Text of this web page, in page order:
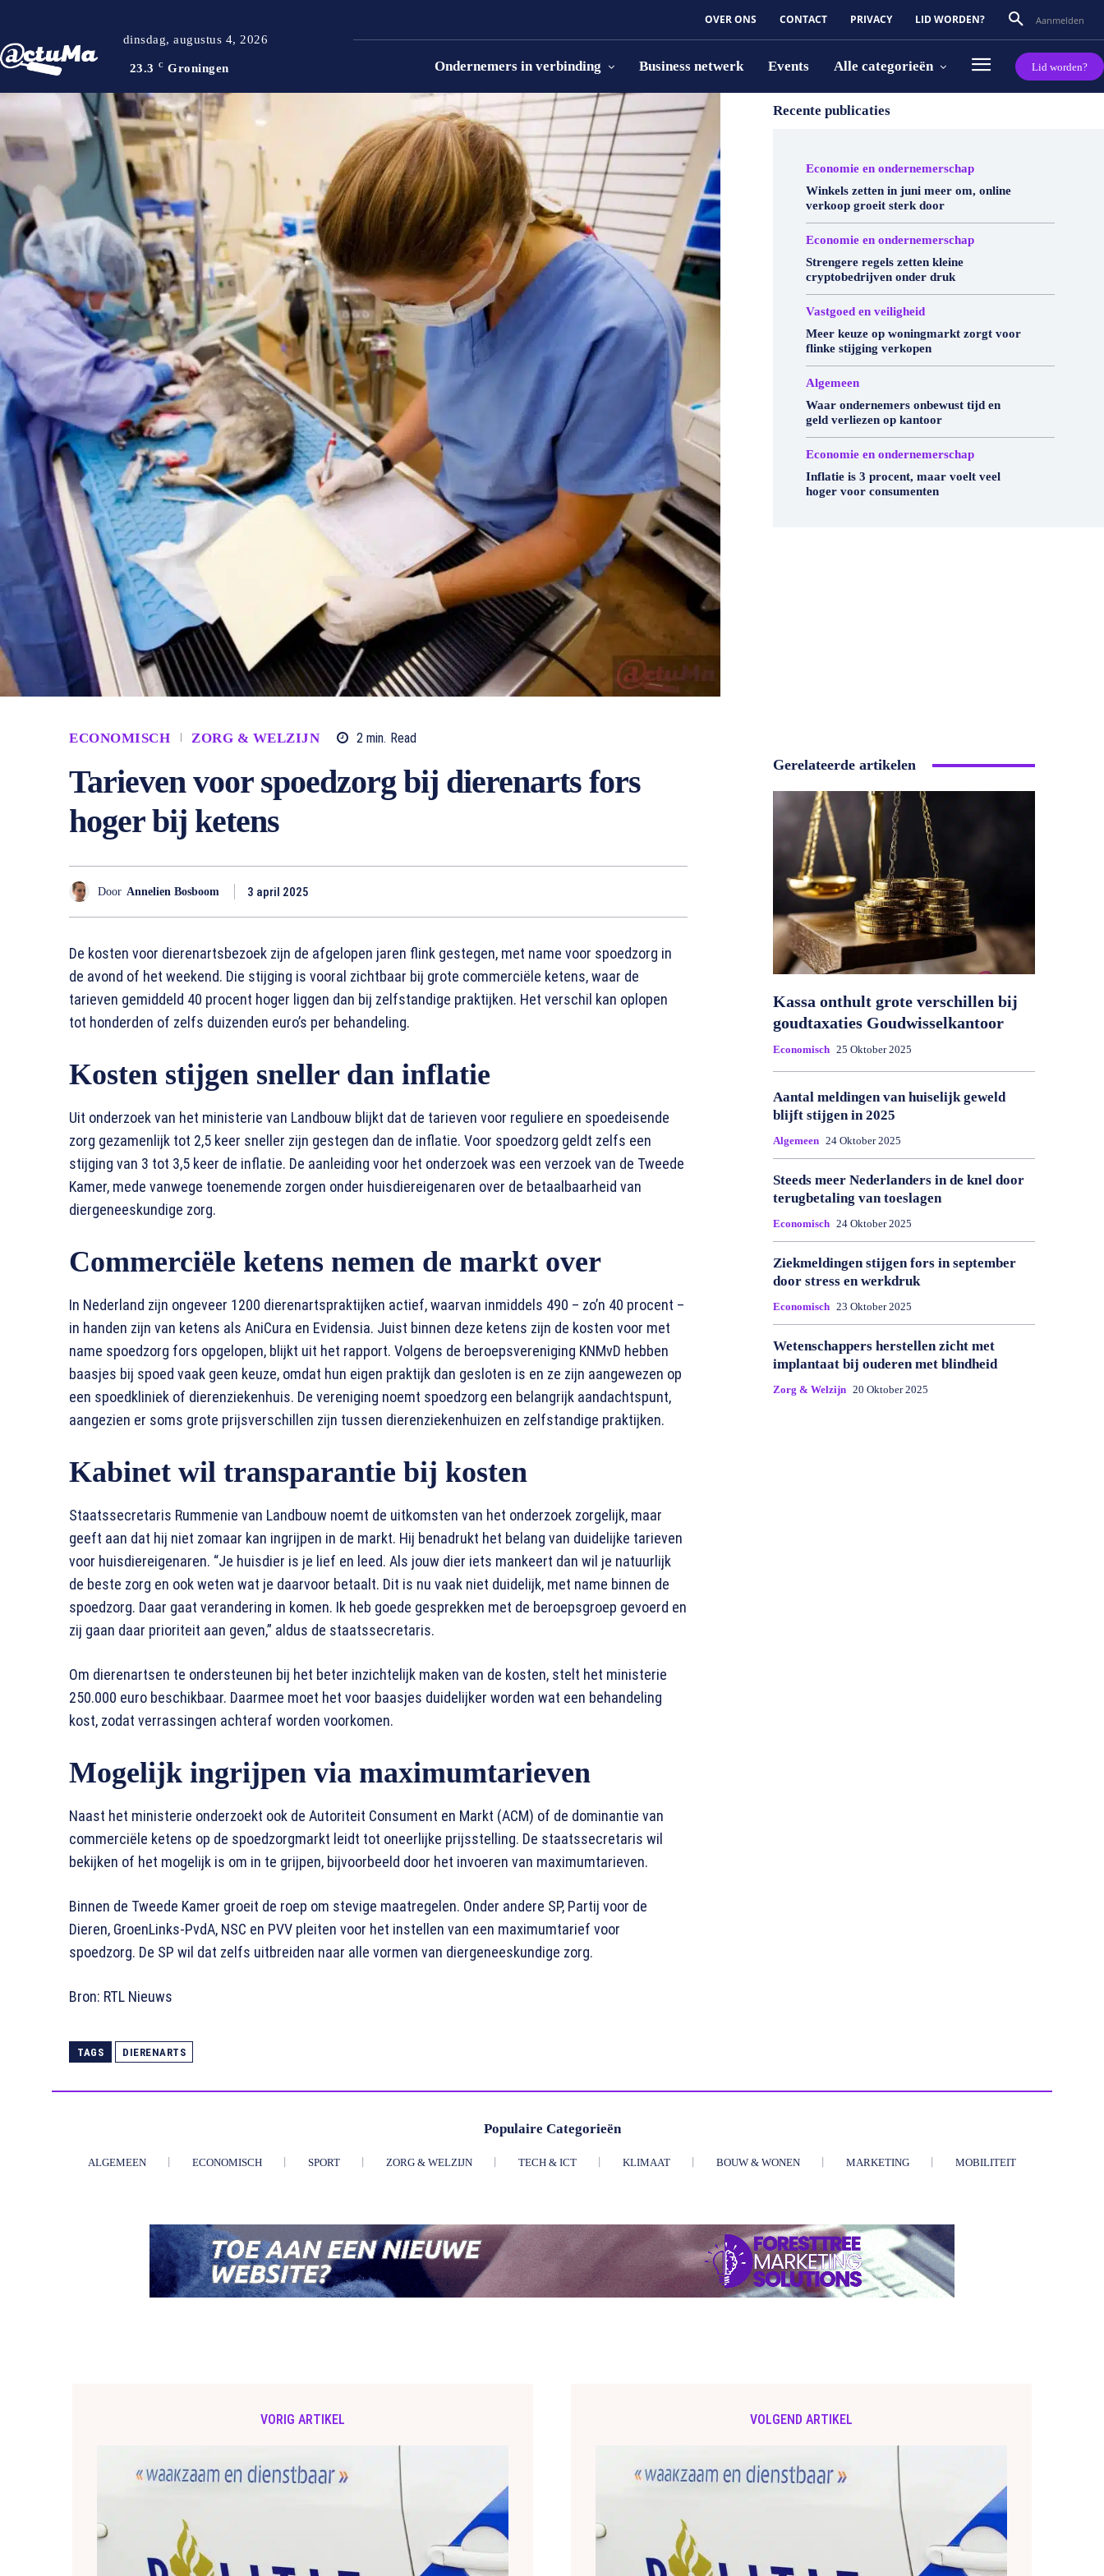
dinsdag, augustus 4, 2026
23.3 C Groningen
OVER ONS CONTACT PRIVACY LID WORDEN? Aanmelden
Ondernemers in verbinding Business netwerk Events Alle categorieën Lid worden?
ECONOMISCH ZORG & WELZIJN 2 min. Read
Tarieven voor spoedzorg bij dierenarts fors
hoger bij ketens
Door Annelien Bosboom 3 april 2025
De kosten voor dierenartsbezoek zijn de afgelopen jaren flink gestegen, met name voor spoedzorg in
de avond of het weekend. Die stijging is vooral zichtbaar bij grote commerciële ketens, waar de
tarieven gemiddeld 40 procent hoger liggen dan bij zelfstandige praktijken. Het verschil kan oplopen
tot honderden of zelfs duizenden euro’s per behandeling.
Kosten stijgen sneller dan inflatie
Uit onderzoek van het ministerie van Landbouw blijkt dat de tarieven voor reguliere en spoedeisende
zorg gezamenlijk tot 2,5 keer sneller zijn gestegen dan de inflatie. Voor spoedzorg geldt zelfs een
stijging van 3 tot 3,5 keer de inflatie. De aanleiding voor het onderzoek was een verzoek van de Tweede
Kamer, mede vanwege toenemende zorgen onder huisdiereigenaren over de betaalbaarheid van
diergeneeskundige zorg.
Commerciële ketens nemen de markt over
In Nederland zijn ongeveer 1200 dierenartspraktijken actief, waarvan inmiddels 490 – zo’n 40 procent –
in handen zijn van ketens als AniCura en Evidensia. Juist binnen deze ketens zijn de kosten voor met
name spoedzorg fors opgelopen, blijkt uit het rapport. Volgens de beroepsvereniging KNMvD hebben
baasjes bij spoed vaak geen keuze, omdat hun eigen praktijk dan gesloten is en ze zijn aangewezen op
een spoedkliniek of dierenziekenhuis. De vereniging noemt spoedzorg een belangrijk aandachtspunt,
aangezien er soms grote prijsverschillen zijn tussen dierenziekenhuizen en zelfstandige praktijken.
Kabinet wil transparantie bij kosten
Staatssecretaris Rummenie van Landbouw noemt de uitkomsten van het onderzoek zorgelijk, maar
geeft aan dat hij niet zomaar kan ingrijpen in de markt. Hij benadrukt het belang van duidelijke tarieven
voor huisdiereigenaren. “Je huisdier is je lief en leed. Als jouw dier iets mankeert dan wil je natuurlijk
de beste zorg en ook weten wat je daarvoor betaalt. Dit is nu vaak niet duidelijk, met name binnen de
spoedzorg. Daar gaat verandering in komen. Ik heb goede gesprekken met de beroepsgroep gevoerd en
zij gaan daar prioriteit aan geven,” aldus de staatssecretaris.
Om dierenartsen te ondersteunen bij het beter inzichtelijk maken van de kosten, stelt het ministerie
250.000 euro beschikbaar. Daarmee moet het voor baasjes duidelijker worden wat een behandeling
kost, zodat verrassingen achteraf worden voorkomen.
Mogelijk ingrijpen via maximumtarieven
Naast het ministerie onderzoekt ook de Autoriteit Consument en Markt (ACM) of de dominantie van
commerciële ketens op de spoedzorgmarkt leidt tot oneerlijke prijsstelling. De staatssecretaris wil
bekijken of het mogelijk is om in te grijpen, bijvoorbeeld door het invoeren van maximumtarieven.
Binnen de Tweede Kamer groeit de roep om stevige maatregelen. Onder andere SP, Partij voor de
Dieren, GroenLinks-PvdA, NSC en PVV pleiten voor het instellen van een maximumtarief voor
spoedzorg. De SP wil dat zelfs uitbreiden naar alle vormen van diergeneeskundige zorg.
Bron: RTL Nieuws
TAGS DIERENARTS
Recente publicaties
Economie en ondernemerschap
Winkels zetten in juni meer om, online
verkoop groeit sterk door
Economie en ondernemerschap
Strengere regels zetten kleine
cryptobedrijven onder druk
Vastgoed en veiligheid
Meer keuze op woningmarkt zorgt voor
flinke stijging verkopen
Algemeen
Waar ondernemers onbewust tijd en
geld verliezen op kantoor
Economie en ondernemerschap
Inflatie is 3 procent, maar voelt veel
hoger voor consumenten
Gerelateerde artikelen
Kassa onthult grote verschillen bij
goudtaxaties Goudwisselkantoor
Economisch 25 Oktober 2025
Aantal meldingen van huiselijk geweld
blijft stijgen in 2025
Algemeen 24 Oktober 2025
Steeds meer Nederlanders in de knel door
terugbetaling van toeslagen
Economisch 24 Oktober 2025
Ziekmeldingen stijgen fors in september
door stress en werkdruk
Economisch 23 Oktober 2025
Wetenschappers herstellen zicht met
implantaat bij ouderen met blindheid
Zorg & Welzijn 20 Oktober 2025
Populaire Categorieën
ALGEMEEN ECONOMISCH SPORT ZORG & WELZIJN TECH & ICT KLIMAAT BOUW & WONEN MARKETING MOBILITEIT
VORIG ARTIKEL VOLGEND ARTIKEL